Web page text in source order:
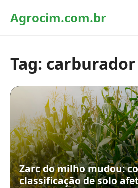
Agrocim.com.br
Tag: carburador
Zarc do milho mudou:
classificação de solo